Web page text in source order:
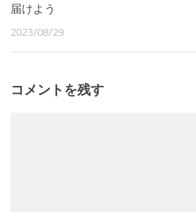
届けよう
2023/08/29
コメントを残す